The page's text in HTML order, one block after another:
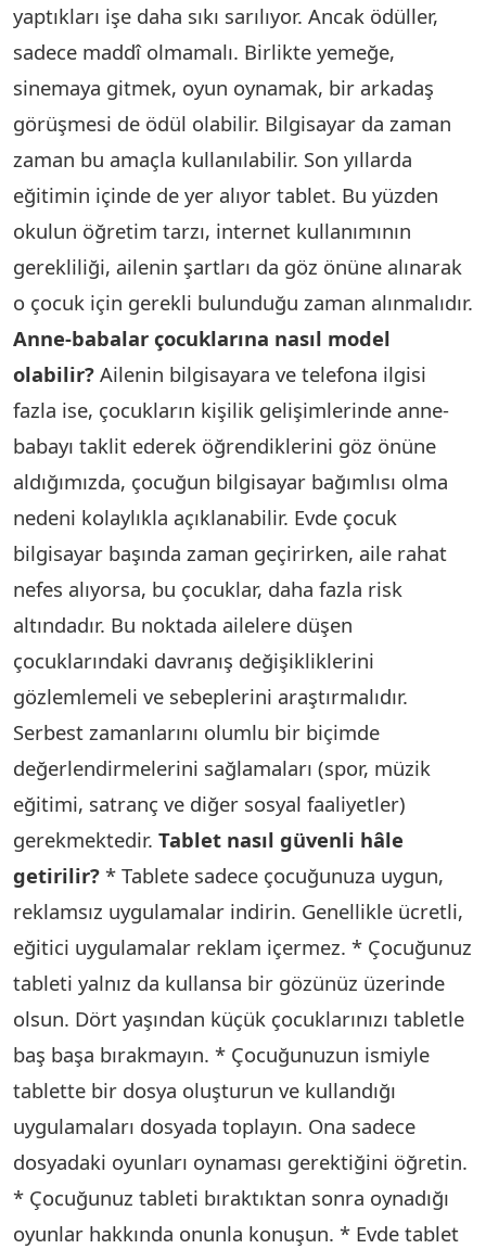
yaptıkları işe daha sıkı sarılıyor. Ancak ödüller,
sadece maddî olmamalı. Birlikte yemeğe,
sinemaya gitmek, oyun oynamak, bir arkadaş
görüşmesi de ödül olabilir. Bilgisayar da zaman
zaman bu amaçla kullanılabilir. Son yıllarda
eğitimin içinde de yer alıyor tablet. Bu yüzden
okulun öğretim tarzı, internet kullanımının
gerekliliği, ailenin şartları da göz önüne alınarak
o çocuk için gerekli bulunduğu zaman alınmalıdır.
Anne-babalar çocuklarına nasıl model
olabilir? Ailenin bilgisayara ve telefona ilgisi
fazla ise, çocukların kişilik gelişimlerinde anne-
babayı taklit ederek öğrendiklerini göz önüne
aldığımızda, çocuğun bilgisayar bağımlısı olma
nedeni kolaylıkla açıklanabilir. Evde çocuk
bilgisayar başında zaman geçirirken, aile rahat
nefes alıyorsa, bu çocuklar, daha fazla risk
altındadır. Bu noktada ailelere düşen
çocuklarındaki davranış değişikliklerini
gözlemlemeli ve sebeplerini araştırmalıdır.
Serbest zamanlarını olumlu bir biçimde
değerlendirmelerini sağlamaları (spor, müzik
eğitimi, satranç ve diğer sosyal faaliyetler)
gerekmektedir. Tablet nasıl güvenli hâle
getirilir? * Tablete sadece çocuğunuza uygun,
reklamsız uygulamalar indirin. Genellikle ücretli,
eğitici uygulamalar reklam içermez. * Çocuğunuz
tableti yalnız da kullansa bir gözünüz üzerinde
olsun. Dört yaşından küçük çocuklarınızı tabletle
baş başa bırakmayın. * Çocuğunuzun ismiyle
tablette bir dosya oluşturun ve kullandığı
uygulamaları dosyada toplayın. Ona sadece
dosyadaki oyunları oynaması gerektiğini öğretin.
* Çocuğunuz tableti bıraktıktan sonra oynadığı
oyunlar hakkında onunla konuşun. * Evde tablet